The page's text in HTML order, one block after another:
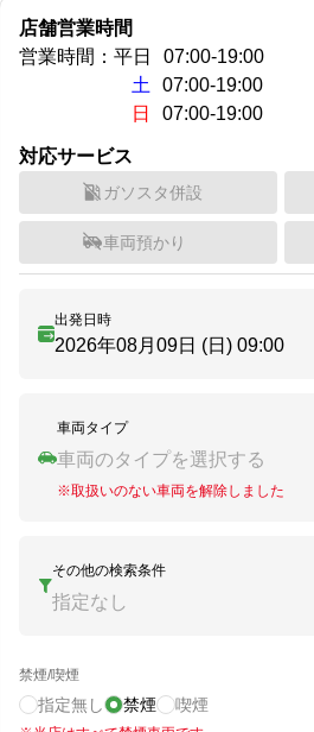
店舗営業時間
営業時間： 平日 07:00-19:00
土
07:00-19:00
日
07:00-19:00
対応サービス
ガソスタ併設
車両預かり
出発日時
2026年08月09日 (日) 09:00
車両タイプ
車両のタイプを選択する
※取扱いのない車両を解除しました
その他の検索条件
指定なし
禁煙/喫煙
指定無し 禁煙 喫煙